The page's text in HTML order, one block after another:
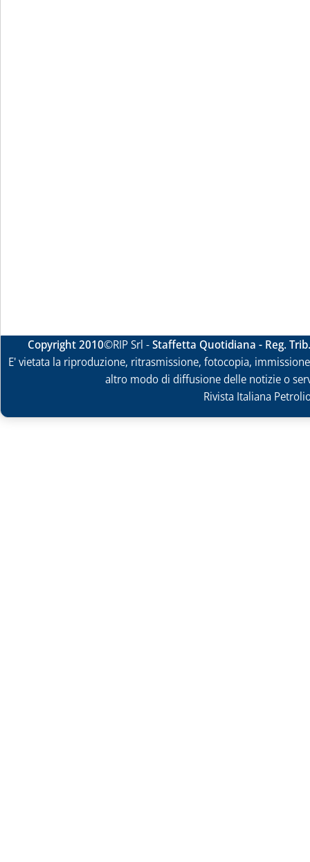
Copyright 2010©RIP Srl -Staffetta Quotidiana - Reg.
E' vietata la riproduzione, ritrasmissione, fotocopia,
altro modo di diffusione delle notizie o
Rivista Italiana